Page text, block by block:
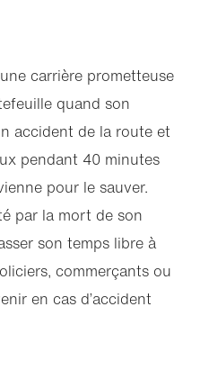
carrière prometteuse
quand son
accident de la route et
pendant 40 minutes
pour le sauver.
par la mort de son
son temps libre à
commerçants ou
en cas d’accident